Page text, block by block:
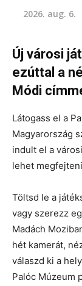
2026. aug. 6.
Új városi
ezúttal a
Módi
Látogass el a
Magyarország
indult el a
lehet
Töltsd le a
vagy szerezz
Madách
hét kamerát,
válaszd ki a
Palóc Múzeum